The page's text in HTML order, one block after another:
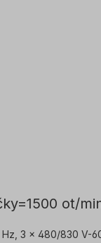
ot/
3 x 480/830